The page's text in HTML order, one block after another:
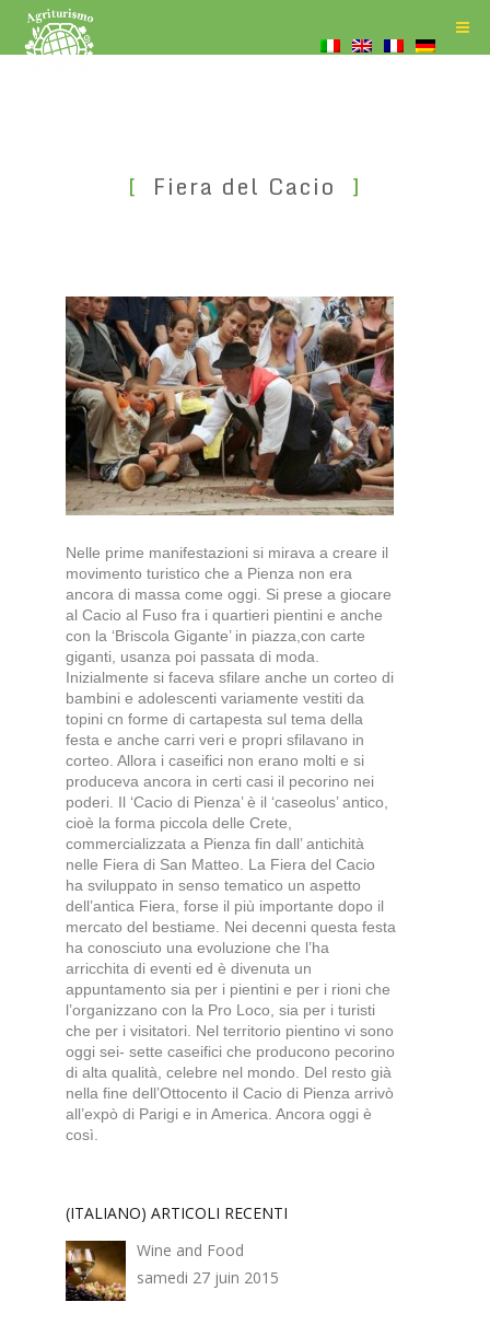
Fiera del Cacio
Nelle prime manifestazioni si mirava a creare il
movimento turistico che a Pienza non era
ancora di massa come oggi. Si prese a giocare
al Cacio al Fuso fra i quartieri pientini e anche
con la ‘Briscola Gigante’ in piazza,con carte
giganti, usanza poi passata di moda.
Inizialmente si faceva sfilare anche un corteo di
bambini e adolescenti variamente vestiti da
topini cn forme di cartapesta sul tema della
festa e anche carri veri e propri sfilavano in
corteo. Allora i caseifici non erano molti e si
produceva ancora in certi casi il pecorino nei
poderi. Il ‘Cacio di Pienza’ è il ‘caseolus’ antico,
cioè la forma piccola delle Crete,
commercializzata a Pienza fin dall’ antichità
nelle Fiera di San Matteo. La Fiera del Cacio
ha sviluppato in senso tematico un aspetto
dell’antica Fiera, forse il più importante dopo il
mercato del bestiame. Nei decenni questa festa
ha conosciuto una evoluzione che l’ha
arricchita di eventi ed è divenuta un
appuntamento sia per i pientini e per i rioni che
l’organizzano con la Pro Loco, sia per i turisti
che per i visitatori. Nel territorio pientino vi sono
oggi sei- sette caseifici che producono pecorino
di alta qualità, celebre nel mondo. Del resto già
nella fine dell’Ottocento il Cacio di Pienza arrivò
all’expò di Parigi e in America. Ancora oggi è
così.
(ITALIANO) ARTICOLI RECENTI
Wine and Food
samedi 27 juin 2015